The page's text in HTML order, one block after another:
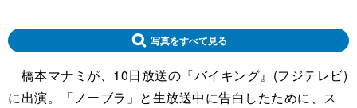
写真をすべて見る
橋本マナミが、10日放送の『バイキング』(フジテレビ)
に出演。「ノーブラ」と生放送中に告白したために、ス